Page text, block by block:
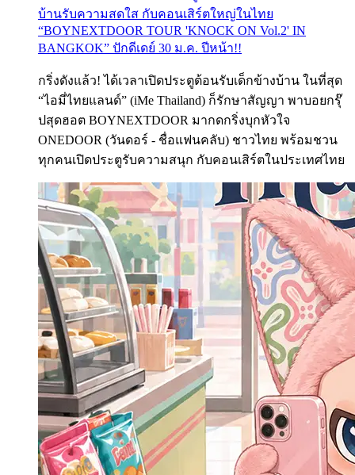
บ้านรับความสดใส กับคอนเสิร์ตใหญ่ในไทย
“BOYNEXTDOOR TOUR 'KNOCK ON Vol.2' IN
BANGKOK” ปักดีเดย์ 30 ม.ค. ปีหน้า!!
กริ่งดังแล้ว! ได้เวลาเปิดประตูต้อนรับเด็กข้างบ้าน ในที่สุด
“ไอมี่ไทยแลนด์” (iMe Thailand) ก็รักษาสัญญา พาบอยกรุ๊
ปสุดฮอต BOYNEXTDOOR มากดกริ่งบุกหัวใจ
ONEDOOR (วันดอร์ - ชื่อแฟนคลับ) ชาวไทย พร้อมชวน
ทุกคนเปิดประตูรับความสนุก กับคอนเสิร์ตในประเทศไทย